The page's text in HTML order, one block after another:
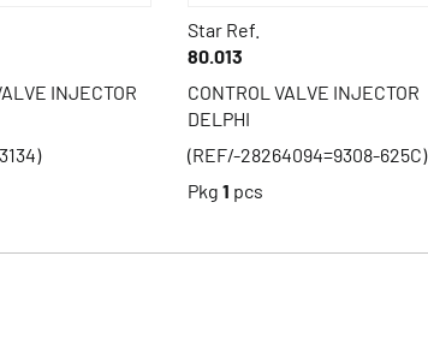
INJECTOR
Star Ref.
80.013
CONTROL VALVE INJECTOR
DELPHI
(REF/-28264094=9308-625C)
Pkg 1 pcs